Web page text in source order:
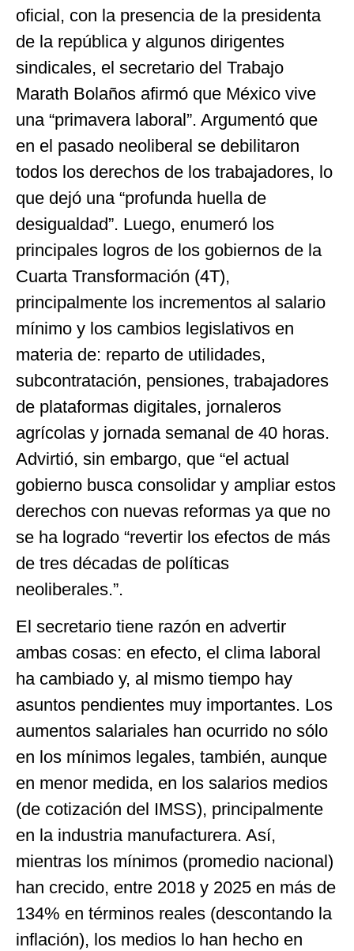
oficial, con la presencia de la presidenta
de la república y algunos dirigentes
sindicales, el secretario del Trabajo
Marath Bolaños afirmó que México vive
una “primavera laboral”. Argumentó que
en el pasado neoliberal se debilitaron
todos los derechos de los trabajadores, lo
que dejó una “profunda huella de
desigualdad”. Luego, enumeró los
principales logros de los gobiernos de la
Cuarta Transformación (4T),
principalmente los incrementos al salario
mínimo y los cambios legislativos en
materia de: reparto de utilidades,
subcontratación, pensiones, trabajadores
de plataformas digitales, jornaleros
agrícolas y jornada semanal de 40 horas.
Advirtió, sin embargo, que “el actual
gobierno busca consolidar y ampliar estos
derechos con nuevas reformas ya que no
se ha logrado “revertir los efectos de más
de tres décadas de políticas
neoliberales.”.
El secretario tiene razón en advertir
ambas cosas: en efecto, el clima laboral
ha cambiado y, al mismo tiempo hay
asuntos pendientes muy importantes. Los
aumentos salariales han ocurrido no sólo
en los mínimos legales, también, aunque
en menor medida, en los salarios medios
(de cotización del IMSS), principalmente
en la industria manufacturera. Así,
mientras los mínimos (promedio nacional)
han crecido, entre 2018 y 2025 en más de
134% en términos reales (descontando la
inflación), los medios lo han hecho en